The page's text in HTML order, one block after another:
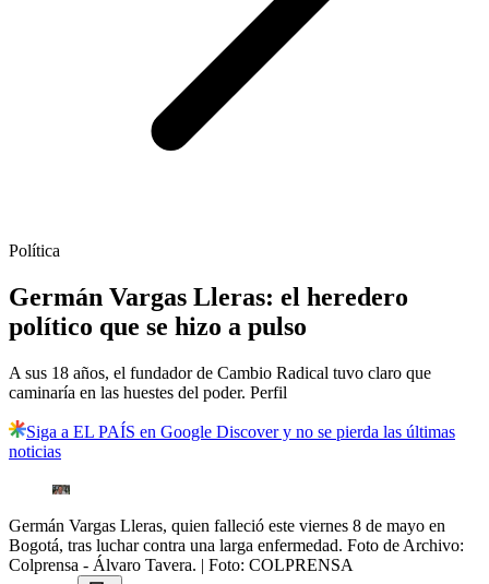
Política
Germán Vargas Lleras: el heredero
político que se hizo a pulso
A sus 18 años, el fundador de Cambio Radical tuvo claro que
caminaría en las huestes del poder. Perfil
Siga a EL PAÍS en Google Discover y no se pierda las últimas
noticias
Germán Vargas Lleras, quien falleció este viernes 8 de mayo en
Bogotá, tras luchar contra una larga enfermedad. Foto de Archivo:
Colprensa - Álvaro Tavera. | Foto: COLPRENSA